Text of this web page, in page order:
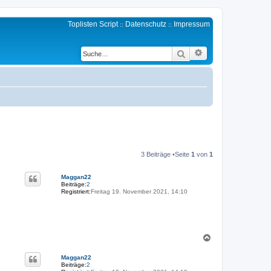
Toplisten Script:: Datenschutz :: Impressum
Suche
3 Beiträge •Seite 1 von 1
Maggan22
Beiträge:2
Registriert:Freitag 19. November 2021, 14:10
Maggan22
Beiträge:2